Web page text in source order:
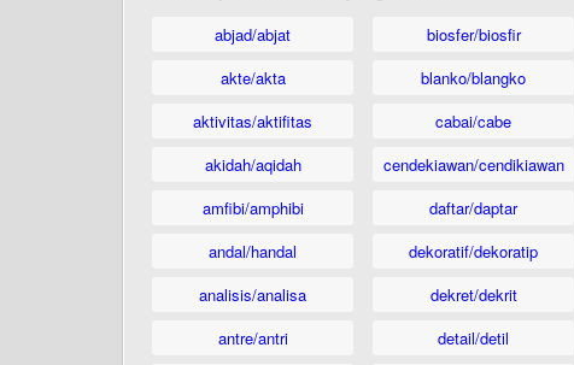
abjad/abjat
akte/akta
aktivitas/aktifitas
akidah/aqidah
amfibi/amphibi
andal/handal
analisis/analisa
antre/antri
biosfer/biosfir
blanko/blangko
cabai/cabe
cendekiawan/cendikiawan
daftar/daptar
dekoratif/dekoratip
dekret/dekrit
detail/detil